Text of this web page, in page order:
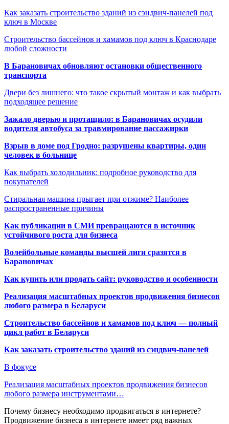
Как заказать строительство зданий из сэндвич-панелей под
ключ в Москве
Строительство бассейнов и хамамов под ключ в Краснодаре
любой сложности
В Барановичах обновляют остановки общественного
транспорта
Двери без лишнего: что такое скрытый монтаж и как выбрать
подходящее решение
Зажало дверью и протащило: в Барановичах осудили
водителя автобуса за травмирование пассажирки
Взрыв в доме под Гродно: разрушены квартиры, один
человек в больнице
Как выбрать холодильник: подробное руководство для
покупателей
Стиральная машина прыгает при отжиме? Наиболее
распространенные причины
Как публикации в СМИ превращаются в источник
устойчивого роста для бизнеса
Волейбольные команды высшей лиги сразятся в
Барановичах
Как купить или продать сайт: руководство и особенности
Реализация масштабных проектов продвижения бизнесов
любого размера в Беларуси
Строительство бассейнов и хамамов под ключ — полный
цикл работ в Беларуси
Как заказать строительство зданий из сэндвич-панелей
В фокусе
Реализация масштабных проектов продвижения бизнесов
любого размера инструментами…
Почему бизнесу необходимо продвигаться в интернете?
Продвижение бизнеса в интернете имеет ряд важных